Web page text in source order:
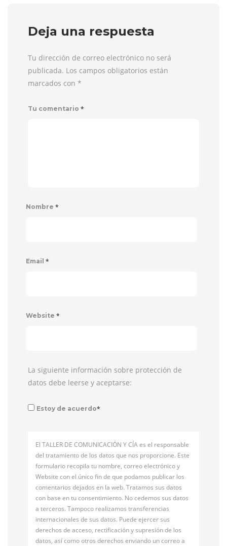
Deja una respuesta
Tu dirección de correo electrónico no será
publicada. Los campos obligatorios están
marcados con *
Tu comentario *
Nombre *
Email *
Website *
La siguiente información sobre protección de
datos debe leerse y aceptarse:
Estoy de acuerdo*
El TALLER DE COMUNICACIÓN Y CÍA es el responsable
del tratamiento de los datos que nos proporcione. Este
formulario recopila tu nombre, correo electrónico y
Website con el único fin de que podamos publicar los
comentarios dejados en la web. Tratamos sus datos
con base en tu consentimiento. No cedemos sus datos
a terceros. Tampoco realizamos transferencias
internacionales de sus datos. Puede ejercer sus
derechos de acceso, rectificación y supresión de los
datos, así como otros derechos enviando un correo a